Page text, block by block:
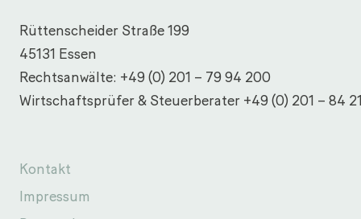
Rüttenscheider Straße 199
45131 Essen
Rechtsanwälte: +49 (0) 201 – 79 94 200
Wirtschaftsprüfer & Steuerberater +49 (0) 201 – 84
Kontakt
Impressum